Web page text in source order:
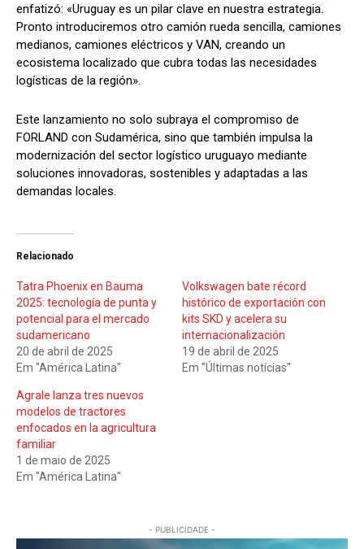
enfatizó: «Uruguay es un pilar clave en nuestra estrategia.
Pronto introduciremos otro camión rueda sencilla, camiones
medianos, camiones eléctricos y VAN, creando un
ecosistema localizado que cubra todas las necesidades
logísticas de la región».
Este lanzamiento no solo subraya el compromiso de
FORLAND con Sudamérica, sino que también impulsa la
modernización del sector logístico uruguayo mediante
soluciones innovadoras, sostenibles y adaptadas a las
demandas locales.
Relacionado
Tatra Phoenix en Bauma
2025: tecnología de punta y
potencial para el mercado
sudamericano
20 de abril de 2025
Em "América Latina"
Volkswagen bate récord
histórico de exportación con
kits SKD y acelera su
internacionalización
19 de abril de 2025
Em "Últimas notícias"
Agrale lanza tres nuevos
modelos de tractores
enfocados en la agricultura
familiar
1 de maio de 2025
Em "América Latina"
- PUBLICIDADE -